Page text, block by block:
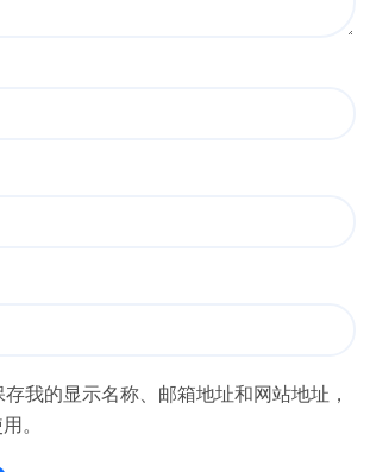
我的显示名称、邮箱地址和网站地址，
。